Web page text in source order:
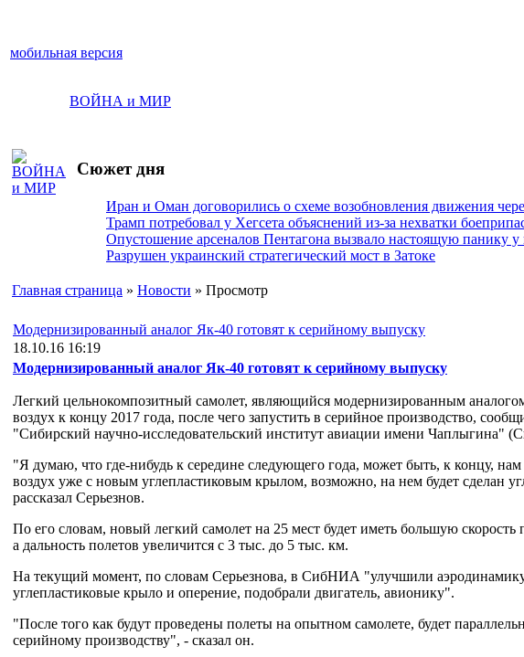
мобильная версия
ВОЙНА и МИР
Сюжет дня
Иран и Оман договорились о схеме возобновления движения
Трамп потребовал у Хегсета объяснений из-за нехватки
Опустошение арсеналов Пентагона вызвало настоящую панику
Разрушен украинский стратегический мост в Затоке
Главная страница » Новости » Просмотр
Модернизированный аналог Як-40 готовят к серийному выпуску
18.10.16 16:19
Модернизированный аналог Як-40 готовят к серийному выпуску
Легкий цельнокомпозитный самолет, являющийся модернизированным
воздух к концу 2017 года, после чего запустить в серийное производство,
"Сибирский научно-исследовательский институт авиации имени Чаплыгина"
"Я думаю, что где-нибудь к середине следующего года, может быть, к концу, нам
воздух уже с новым углепластиковым крылом, возможно, на нем будет сделан
рассказал Серьезнов.
По его словам, новый легкий самолет на 25 мест будет иметь большую
а дальность полетов увеличится с 3 тыс. до 5 тыс. км.
На текущий момент, по словам Серьезнова, в СибНИА "улучшили аэродинамику
углепластиковые крыло и оперение, подобрали двигатель, авионику".
"После того как будут проведены полеты на опытном самолете, будет
серийному производству", - сказал он.